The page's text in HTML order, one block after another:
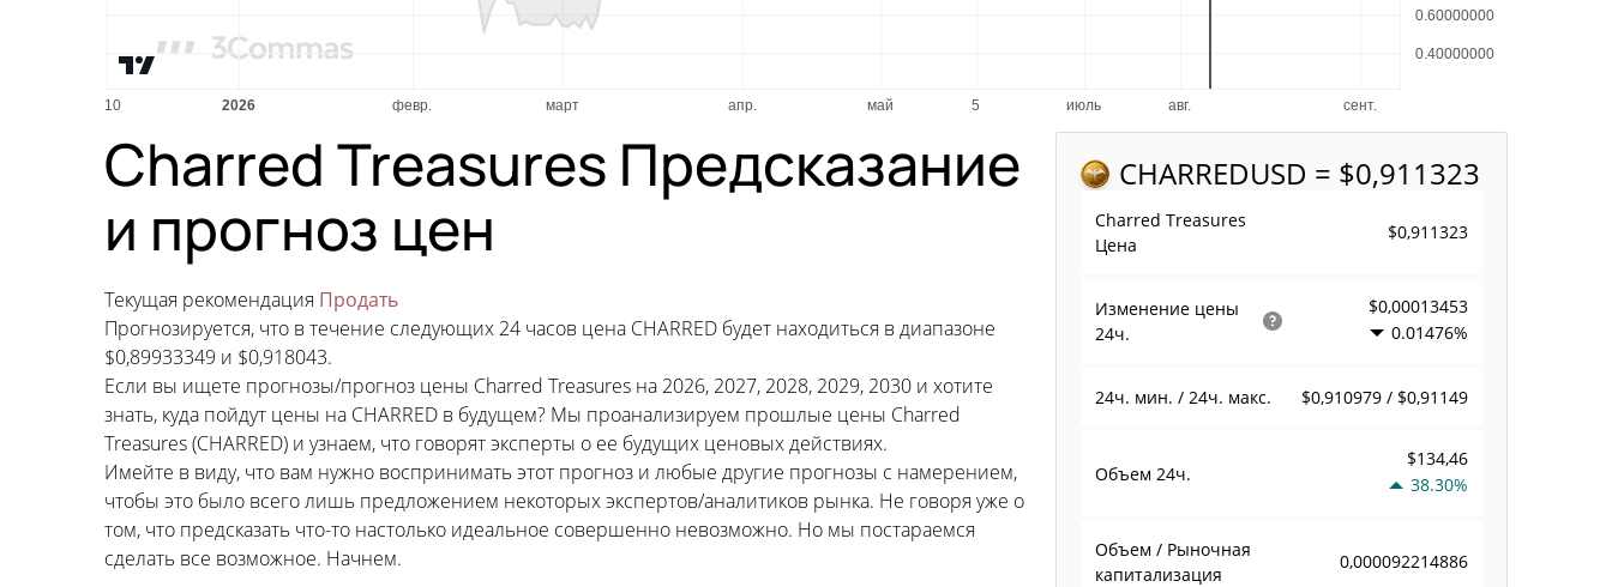
CHARREDUSD = $0,911323
Charred Treasures
Цена
$0,911323
Изменение цены
24ч.
$0,00013453
0.01476%
24ч. мин. / 24ч. макс. $0,910979 / $0,91149
Объем 24ч.
$134,46
38.30%
Объем / Рыночная
капитализация
0,000092214886
Charred Treasures Предсказание
и прогноз цен
Текущая рекомендация Продать
Прогнозируется, что в течение следующих 24 часов цена CHARRED будет находиться в диапазоне
$0,89933349 и $0,918043.
Если вы ищете прогнозы/прогноз цены Charred Treasures на 2026, 2027, 2028, 2029, 2030 и хотите
знать, куда пойдут цены на CHARRED в будущем? Мы проанализируем прошлые цены Charred
Treasures (CHARRED) и узнаем, что говорят эксперты о ее будущих ценовых действиях.
Имейте в виду, что вам нужно воспринимать этот прогноз и любые другие прогнозы с намерением,
чтобы это было всего лишь предложением некоторых экспертов/аналитиков рынка. Не говоря уже о
том, что предсказать что-то настолько идеальное совершенно невозможно. Но мы постараемся
сделать все возможное. Начнем.